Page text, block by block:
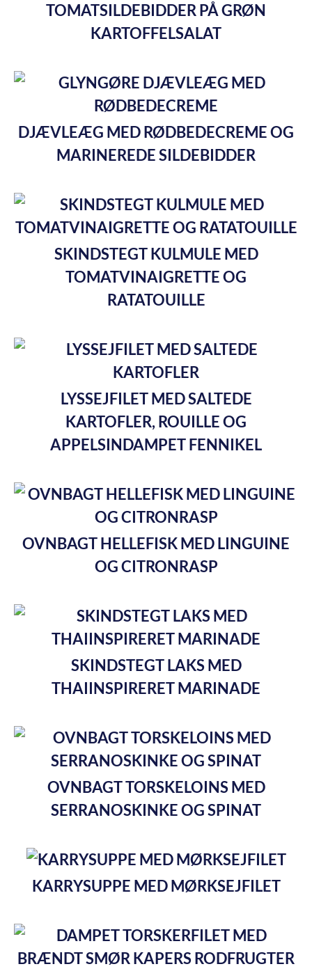
TOMATSILDEBIDDER PÅ GRØN
KARTOFFELSALAT
DJÆVLEÆG MED RØDBEDECREME OG
MARINEREDE SILDEBIDDER
SKINDSTEGT KULMULE MED
TOMATVINAIGRETTE OG
RATATOUILLE
LYSSEJFILET MED SALTEDE
KARTOFLER, ROUILLE OG
APPELSINDAMPET FENNIKEL
OVNBAGT HELLEFISK MED LINGUINE
OG CITRONRASP
SKINDSTEGT LAKS MED
THAIINSPIRERET MARINADE
OVNBAGT TORSKELOINS MED
SERRANOSKINKE OG SPINAT
KARRYSUPPE MED MØRKSEJFILET